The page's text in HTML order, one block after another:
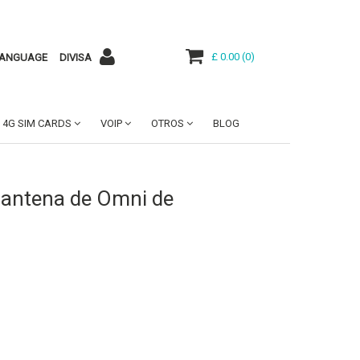
DIVISA £ 0.00 (0)
4G SIM CARDS VOIP OTROS BLOG
de Omni de